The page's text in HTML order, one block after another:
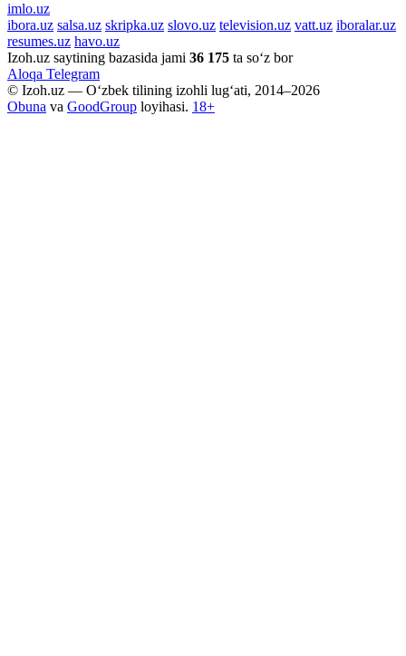
imlo.uz
ibora.uz salsa.uz skripka.uz slovo.uz television.uz vatt.uz iboralar.uz
resumes.uz havo.uz
Izoh.uz saytining bazasida jami 36 175 ta so‘z bor
Aloqa Telegram
© Izoh.uz — O‘zbek tilining izohli lug‘ati, 2014–2026
Obuna va GoodGroup loyihasi. 18+